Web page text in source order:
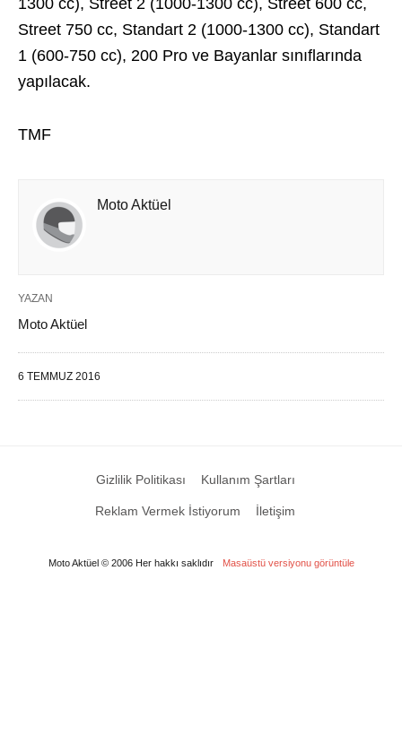
1300 cc), Street 2 (1000-1300 cc), Street 600 cc,
Street 750 cc, Standart 2 (1000-1300 cc), Standart
1 (600-750 cc), 200 Pro ve Bayanlar sınıflarında
yapılacak.
TMF
Moto Aktüel
YAZAN
Moto Aktüel
6 TEMMUZ 2016
Gizlilik Politikası Kullanım Şartları
Reklam Vermek İstiyorum İletişim
Moto Aktüel © 2006 Her hakkı saklıdır Masaüstü versiyonu görüntüle